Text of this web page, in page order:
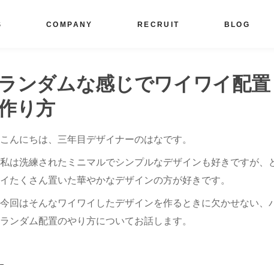
COMPANY RECRUIT BLOG
ランダムな感じでワイワイ配
り方
こんにちは、三年目デザイナーのはなです。
私は洗練されたミニマルでシンプルなデザインも好きですが、
イたくさん置いた華やかなデザインの方が好きです。
今回はそんなワイワイしたデザインを作るときに欠かせない、
ランダム配置のやり方についてお話します。